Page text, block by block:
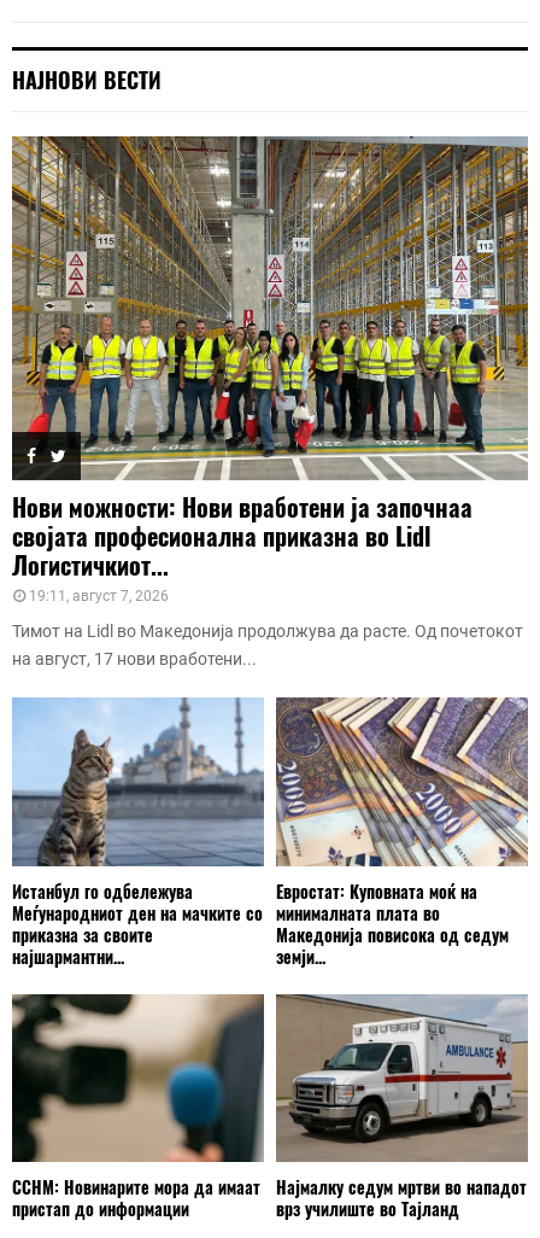
НАЈНОВИ ВЕСТИ
Нови можности: Нови вработени ја започнаа
својата професионална приказна во Lidl
Логистичкиот...
19:11, август 7, 2026
Тимот на Lidl во Македонија продолжува да расте. Од почетокот
на август, 17 нови вработени...
Истанбул го одбележува
Меѓународниот ден на мачките со
приказна за своите
најшармантни...
Евростат: Куповната моќ на
минималната плата во
Македонија повисока од седум
земји...
ССНМ: Новинарите мора да имаат
пристап до информации
Најмалку седум мртви во нападот
врз училиште во Тајланд